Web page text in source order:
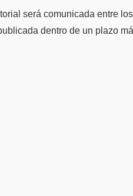
será comunicada entre
dentro de un plazo